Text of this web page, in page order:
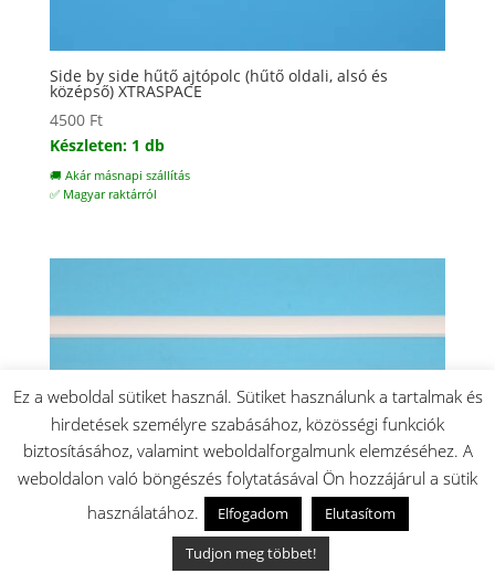
Side by side hűtő ajtópolc (hűtő oldali, alsó és
középső) XTRASPACE
4500 Ft
Készleten: 1 db
🚚 Akár másnapi szállítás
✅ Magyar raktárról
Ez a weboldal sütiket használ. Sütiket használunk a tartalmak és
hirdetések személyre szabásához, közösségi funkciók
biztosításához, valamint weboldalforgalmunk elemzéséhez. A
weboldalon való böngészés folytatásával Ön hozzájárul a sütik
használatához.
Elfogadom
Elutasítom
Tudjon meg többet!